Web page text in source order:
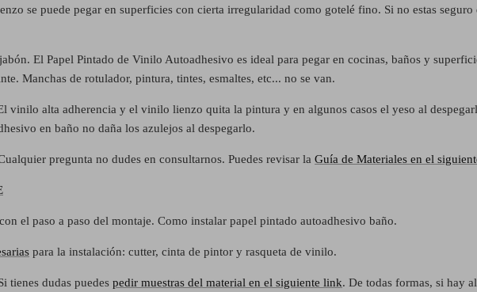
se puede pegar en superficies con cierta irregularidad como gotelé fino. Si no estas
El Papel Pintado de Vinilo Autoadhesivo es ideal para pegar en cocinas, baños y
Manchas de rotulador, pintura, tintes, esmaltes, etc... no se van.
vinilo alta adherencia y el vinilo lienzo quita la pintura y en algunos casos el yeso al
en baño no daña los azulejos al despegarlo.
pregunta no dudes en consultarnos. Puedes revisar la Guía de Materiales en el
con el paso a paso del montaje. Como instalar papel pintado autoadhesivo baño.
para la instalación: cutter, cinta de pintor y rasqueta de vinilo.
tienes dudas puedes pedir muestras del material en el siguiente link. De todas formas, si hay